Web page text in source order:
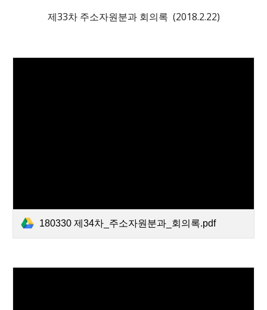
제33차 주소자원분과 회의록 (2018.2.22)
180330 제34차_주소자원분과_회의록.pdf